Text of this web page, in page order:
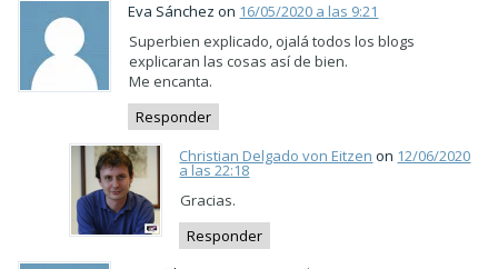
Eva Sánchez on 16/05/2020 a las 9:21
Superbien explicado, ojalá todos los blogs
explicaran las cosas así de bien.
Me encanta.
Responder
Christian Delgado von Eitzen on 12/06/2020
a las 22:18
Gracias.
Responder